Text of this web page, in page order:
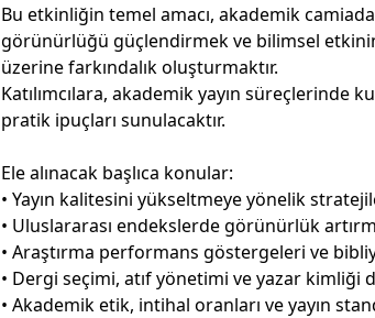
Bu etkinliğin temel amacı, akademik
görünürlüğü güçlendirmek ve bilimsel
üzerine farkındalık oluşturmaktır.
Katılımcılara, akademik yayın süreçlerinde
pratik ipuçları sunulacaktır.
Ele alınacak başlıca konular:
• Yayın kalitesini yükseltmeye yönelik
• Uluslararası endekslerde görünürlük
• Araştırma performans göstergeleri ve
• Dergi seçimi, atıf yönetimi ve yazar kimliği
• Akademik etik, intihal oranları ve yayın